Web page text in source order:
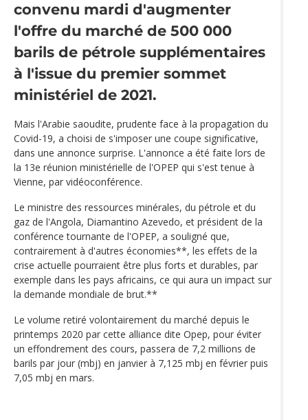
convenu mardi d'augmenter
l'offre du marché de 500 000
barils de pétrole supplémentaires
à l'issue du premier sommet
ministériel de 2021.
Mais l'Arabie saoudite, prudente face à la propagation du
Covid-19, a choisi de s'imposer une coupe significative,
dans une annonce surprise. L'annonce a été faite lors de
la 13e réunion ministérielle de l'OPEP qui s'est tenue à
Vienne, par vidéoconférence.
Le ministre des ressources minérales, du pétrole et du
gaz de l'Angola, Diamantino Azevedo, et président de la
conférence tournante de l'OPEP, a souligné que,
contrairement à d'autres économies**, les effets de la
crise actuelle pourraient être plus forts et durables, par
exemple dans les pays africains, ce qui aura un impact sur
la demande mondiale de brut.**
Le volume retiré volontairement du marché depuis le
printemps 2020 par cette alliance dite Opep, pour éviter
un effondrement des cours, passera de 7,2 millions de
barils par jour (mbj) en janvier à 7,125 mbj en février puis
7,05 mbj en mars.